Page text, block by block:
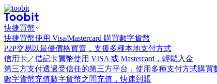
快捷買幣
快捷買幣使用 Visa/Mastercard 購買數字貨幣
P2P交易 以最優價格買賣，支援多種本地支付方式
信用卡／借記卡買幣使用 VISA 或 Mastercard，輕鬆入金
第三方支付透過受信任的第三方平台，使用多種支付方式購買
數字貨幣充值數字貨幣之間充值，快速到賬